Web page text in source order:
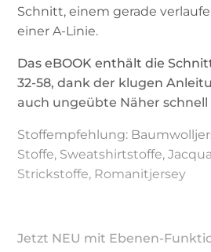
Schnitt, einem gerade
einer A-Linie.
Das eBOOK enthält die
32-58, dank der klugen
auch ungeübte Näher schnell
Stoffempfehlung:
Stoffe, Sweatshirtstoffe,
Strickstoffe, Romanitjersey
Jetzt NEU mit Ebenen-